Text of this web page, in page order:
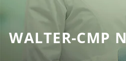
WALTER-CMP